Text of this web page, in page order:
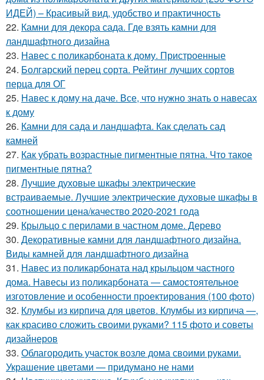
ИДЕЙ) – Красивый вид, удобство и практичность
22. Камни для декора сада. Где взять камни для
ландшафтного дизайна
23. Навес с поликарбоната к дому. Пристроенные
24. Болгарский перец сорта. Рейтинг лучших сортов
перца для ОГ
25. Навес к дому на даче. Все, что нужно знать о навесах
к дому
26. Камни для сада и ландшафта. Как сделать сад
камней
27. Как убрать возрастные пигментные пятна. Что такое
пигментные пятна?
28. Лучшие духовые шкафы электрические
встраиваемые. Лучшие электрические духовые шкафы в
соотношении цена/качество 2020-2021 года
29. Крыльцо с перилами в частном доме. Дерево
30. Декоративные камни для ландшафтного дизайна.
Виды камней для ландшафтного дизайна
31. Навес из поликарбоната над крыльцом частного
дома. Навесы из поликарбоната — самостоятельное
изготовление и особенности проектирования (100 фото)
32. Клумбы из кирпича для цветов. Клумбы из кирпича —,
как красиво сложить своими руками? 115 фото и советы
дизайнеров
33. Облагородить участок возле дома своими руками.
Украшение цветами — придумано не нами